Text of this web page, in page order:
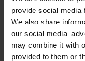
provide social media
We also share
our social media,
may combine it with
provided to them or
lukuisilla eri
pituisilla